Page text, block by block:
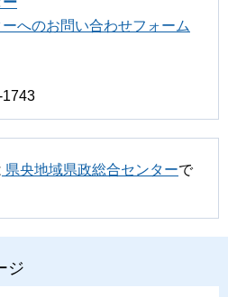
へのお問い合わせフォーム
1743
県央地域県政総合センターで
ジ